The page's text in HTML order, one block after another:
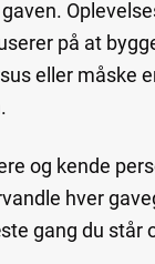
på at
eller måske
og kende
hver
gang du står